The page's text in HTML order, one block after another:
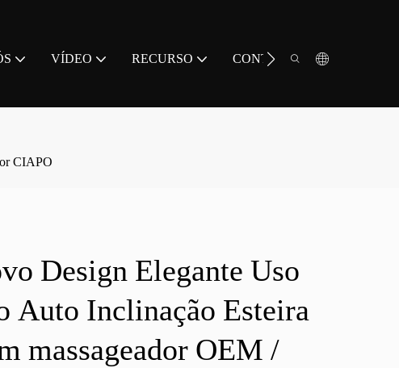
VÍDEO RECURSO CONTATO
CIAPO
Design Elegante Uso
Auto Inclinação Esteira
massageador OEM /